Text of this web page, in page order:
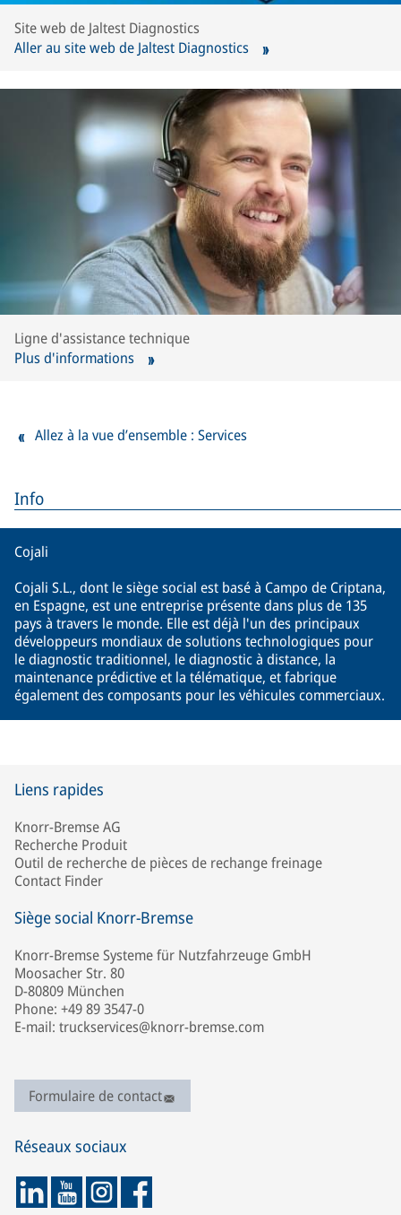
Info
Cojali
Cojali S.L., dont le siège social est basé à Campo de Criptana,
en Espagne, est une entreprise présente dans plus de 135
pays à travers le monde. Elle est déjà l'un des principaux
développeurs mondiaux de solutions technologiques pour
le diagnostic traditionnel, le diagnostic à distance, la
maintenance prédictive et la télématique, et fabrique
également des composants pour les véhicules commerciaux.
Site web de Jaltest Diagnostics
Aller au site web de Jaltest Diagnostics
Ligne d'assistance technique
Plus d'informations
Allez à la vue d’ensemble : Services
Liens rapides
Knorr-Bremse AG
Recherche Produit
Outil de recherche de pièces de rechange freinage
Contact Finder
Siège social Knorr-Bremse
Knorr-Bremse Systeme für Nutzfahrzeuge GmbH
Moosacher Str. 80
D-80809 München
Phone: +49 89 3547-0
E-mail: truckservices@knorr-bremse.com
Formulaire de contact
Réseaux sociaux